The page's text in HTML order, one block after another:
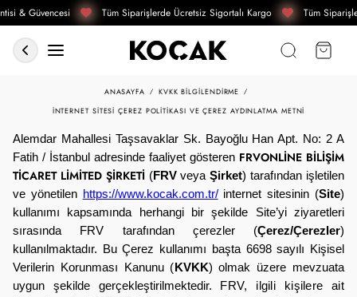
& Güvencesi Tüm Siparişlerde Ücretsiz Sigortalı Kargo Tüm
ANASAYFA
KVKK BILGILENDIRME
İNTERNET SITESI ÇEREZ POLITIKASI VE ÇEREZ AYDINLATMA METNI
Alemdar Mahallesi Taşsavaklar Sk. Bayoğlu Han Apt. No: 2 A
Fatih / İstanbul adresinde faaliyet gösteren FRVONLİNE BİLİŞİM
TİCARET LİMİTED ŞİRKETİ (FRVveyaŞirket) tarafından işletilen
ve yönetilen https://www.kocak.com.tr/internet sitesinin (Site)
kullanımı kapsamında herhangi bir şekilde Site’yi ziyaretleri
sırasında FRV tarafından çerezler (Çerez/Çerezler)
kullanılmaktadır. Bu Çerez kullanımı başta 6698 sayılı Kişisel
Verilerin Korunması Kanunu ( KVKK) olmak üzere mevzuata
uygun şekilde gerçekleştirilmektedir.
FRV, ilgili kişilere ait